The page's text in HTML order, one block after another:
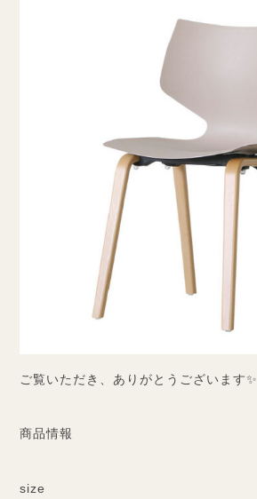
ご覧いただき、ありがとうございます✨
商品情報
size